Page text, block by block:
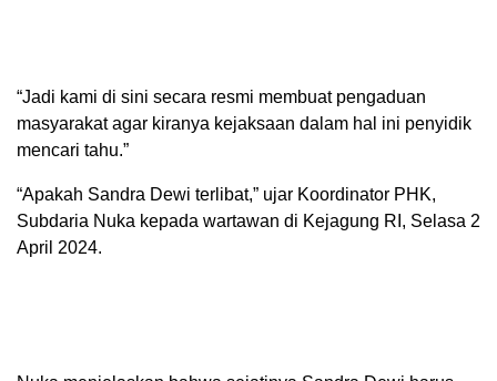
“Jadi kami di sini secara resmi membuat pengaduan
masyarakat agar kiranya kejaksaan dalam hal ini penyidik
mencari tahu.”
“Apakah Sandra Dewi terlibat,” ujar Koordinator PHK,
Subdaria Nuka kepada wartawan di Kejagung RI, Selasa 2
April 2024.